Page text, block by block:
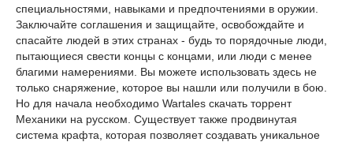
специальностями, навыками и предпочтениями в оружии.
Заключайте соглашения и защищайте, освобождайте и
спасайте людей в этих странах - будь то порядочные люди,
пытающиеся свести концы с концами, или люди с менее
благими намерениями. Вы можете использовать здесь не
только снаряжение, которое вы нашли или получили в бою.
Но для начала необходимо Wartales скачать торрент
Механики на русском. Существует также продвинутая
система крафта, которая позволяет создавать уникальное